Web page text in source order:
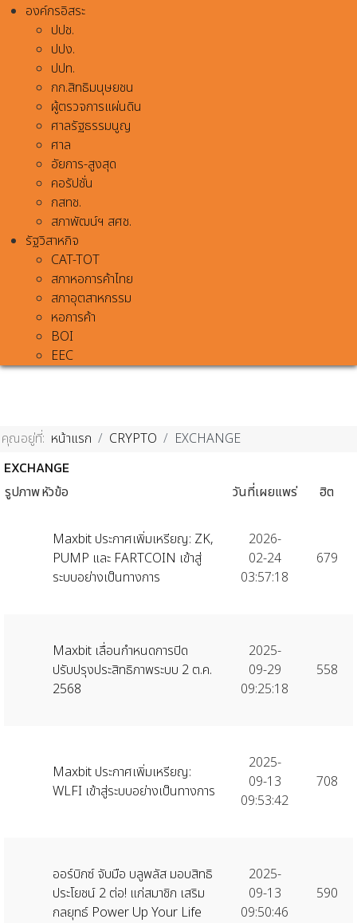
องค์กรอิสระ
ปปช.
ปปง.
ปปท.
กก.สิทธิมนุษยชน
ผู้ตรวจการแผ่นดิน
ศาลรัฐธรรมนูญ
ศาล
อัยการ-สูงสุด
คอรัปชั่น
กสทช.
สภาพัฒน์ฯ สศช.
รัฐวิสาหกิจ
CAT-TOT
สภาหอการค้าไทย
สภาอุตสาหกรรม
หอการค้า
BOI
EEC
คุณอยู่ที่: หน้าแรก CRYPTO
EXCHANGE
EXCHANGE
รูปภาพหัวข้อ วันที่เผยแพร่ ฮิต
Maxbit ประกาศเพิ่มเหรียญ: ZK,
PUMP และ FARTCOIN เข้าสู่
ระบบอย่างเป็นทางการ
2026-
02-24
03:57:18
679
Maxbit เลื่อนกำหนดการปิด
ปรับปรุงประสิทธิภาพระบบ 2 ต.ค.
2568
2025-
09-29
09:25:18
558
Maxbit ประกาศเพิ่มเหรียญ:
WLFI เข้าสู่ระบบอย่างเป็นทางการ
2025-
09-13
09:53:42
708
ออร์บิกซ์ จับมือ บลูพลัส มอบสิทธิ
ประโยชน์ 2 ต่อ! แก่สมาชิก เสริม
กลยุทธ์ Power Up Your Life
2025-
09-13
09:50:46
590